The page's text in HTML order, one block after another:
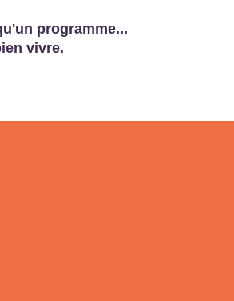
programme...
vivre.